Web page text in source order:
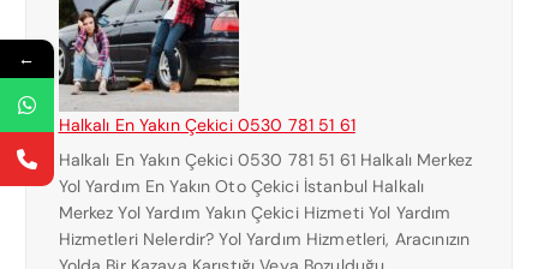
R
I
C
I
K
I
C
I
N
Halkalı En Yakın Çekici 0530 781 51 61
Halkalı En Yakın Çekici 0530 781 51 61 Halkalı Merkez
Yol Yardım En Yakın Oto Çekici İstanbul Halkalı
Merkez Yol Yardım Yakın Çekici Hizmeti Yol Yardım
Hizmetleri Nelerdir? Yol Yardım Hizmetleri, Aracınızın
←